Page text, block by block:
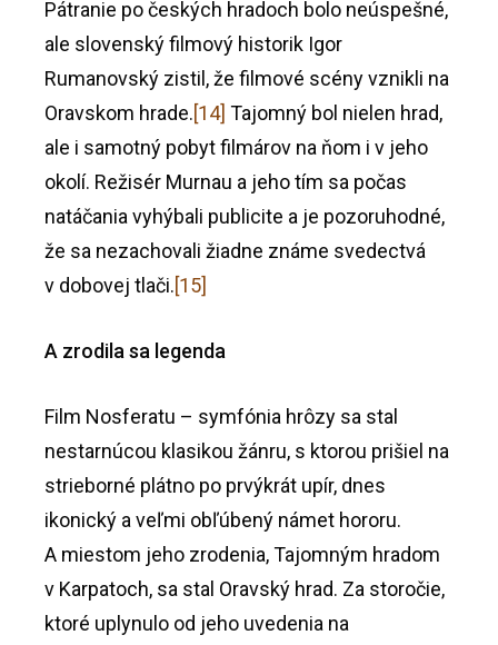
Pátranie po českých hradoch bolo neúspešné,
ale slovenský filmový historik Igor
Rumanovský zistil, že filmové scény vznikli na
Oravskom hrade.[14] Tajomný bol nielen hrad,
ale i samotný pobyt filmárov na ňom i v jeho
okolí. Režisér Murnau a jeho tím sa počas
natáčania vyhýbali publicite a je pozoruhodné,
že sa nezachovali žiadne známe svedectvá
v dobovej tlači.[15]
A zrodila sa legenda
Film Nosferatu – symfónia hrôzy sa stal
nestarnúcou klasikou žánru, s ktorou prišiel na
strieborné plátno po prvýkrát upír, dnes
ikonický a veľmi obľúbený námet hororu.
A miestom jeho zrodenia, Tajomným hradom
v Karpatoch, sa stal Oravský hrad. Za storočie,
ktoré uplynulo od jeho uvedenia na